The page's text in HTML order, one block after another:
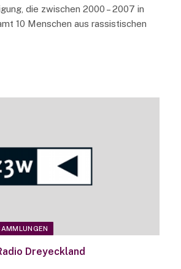
die zwischen 2000 – 2007 in
10 Menschen aus rassistischen
Dreyeckland